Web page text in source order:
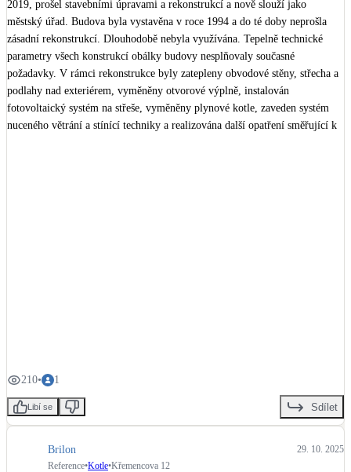
2019, prošel stavebními úpravami a rekonstrukcí a nově slouží jako
městský úřad. Budova byla vystavěna v roce 1994 a do té doby neprošla
zásadní rekonstrukcí. Dlouhodobě nebyla využívána. Tepelně technické
parametry všech konstrukcí obálky budovy nesplňovaly současné
požadavky. V rámci rekonstrukce byly zatepleny obvodové stěny, střecha a
podlahy nad exteriérem, vyměněny otvorové výplně, instalován
fotovoltaický systém na střeše, vyměněny plynové kotle, zaveden systém
nuceného větrání a stínící techniky a realizována další opatření směřující k
Dotace ze SFŽP ČR:	12 715 337 Kč
#2025 #rekonstrukce
210• 1
Libí se Sdílet
Brilon
29. 10. 2025
Reference•Kotle•Křemencova 12